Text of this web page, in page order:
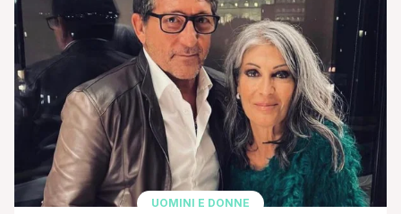
una nuova vita [']
UOMINI E DONNE